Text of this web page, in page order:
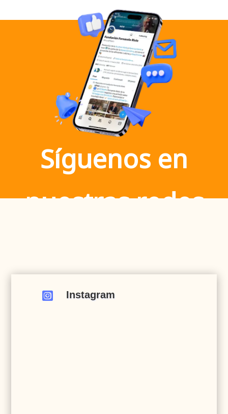
Síguenos en
nuestras redes
 Instagram